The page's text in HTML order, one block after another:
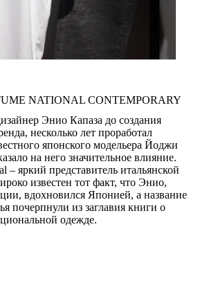
NATIONAL CONTEMPORARY
Энио Капаза до создания
несколько лет проработал
японского модельера Йоджи
на него значительное влияние.
– яркий представитель итальянской
известен тот факт, что Энио,
вдохновился Японией, а название
почерпнули из заглавия книги о
одежде.